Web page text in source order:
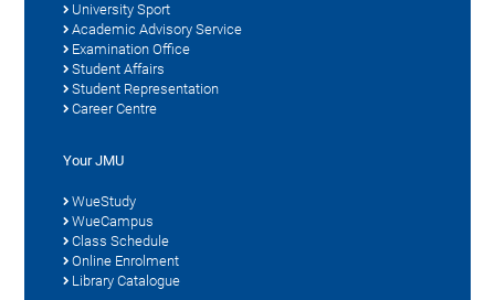
University Sport
Academic Advisory Service
Examination Office
Student Affairs
Student Representation
Career Centre
Your JMU
WueStudy
WueCampus
Class Schedule
Online Enrolment
Library Catalogue